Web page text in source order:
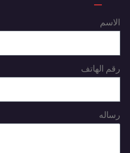
الاسم
رقم الهاتف
رساله